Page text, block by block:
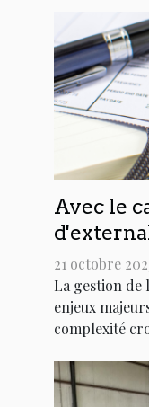
Avec le
Equation
21 octobre
La gestion de
enjeux
complexité